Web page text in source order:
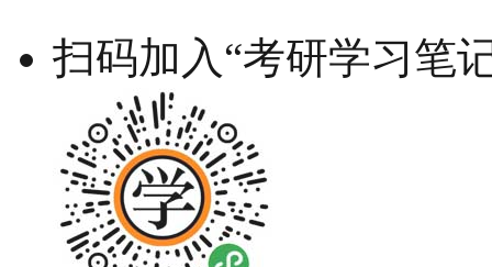
扫码加入“考研学习笔